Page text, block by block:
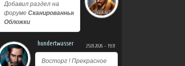
Добавил раздел на
форуме Сканированные
Обложки
hundertwasser 25.01.2026 - 19:31
Восторг ! Прекрасное